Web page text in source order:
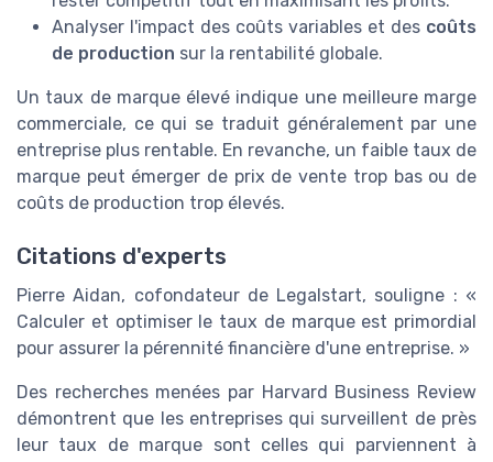
Analyser l'impact des coûts variables et des coûts
de production sur la rentabilité globale.
Un taux de marque élevé indique une meilleure marge
commerciale, ce qui se traduit généralement par une
entreprise plus rentable. En revanche, un faible taux de
marque peut émerger de prix de vente trop bas ou de
coûts de production trop élevés.
Citations d'experts
Pierre Aidan, cofondateur de Legalstart, souligne : «
Calculer et optimiser le taux de marque est primordial
pour assurer la pérennité financière d'une entreprise. »
Des recherches menées par Harvard Business Review
démontrent que les entreprises qui surveillent de près
leur taux de marque sont celles qui parviennent à